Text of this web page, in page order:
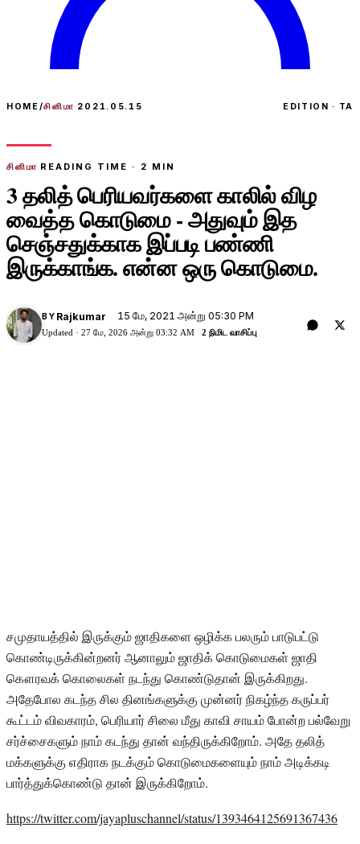
HOME/சினிமா 2021.05.15 EDITION · TA
சினிமா READING TIME · 2 MIN
3 தலித் பெரியவர்களை காலில் விழ
வைத்த கொடுமை - அதுவும் இத
செஞ்சதுக்காக இப்படி பண்ணி
இருக்காங்க. என்ன ஒரு கொடுமை.
BY Rajkumar 15 மே, 2021 அன்று 05:30 PM
Updated · 27 மே, 2026 அன்று 03:32 AM 2 நிமிட வாசிப்பு
சமுதாயத்தில் இருக்கும் ஜாதிகளை ஒழிக்க பலரும் பாடுபட்டு
கொண்டிருக்கின்றனர் ஆனாலும் ஜாதிக் கொடுமைகள் ஜாதி
கௌரவக் கொலைகள் நடந்து கொண்டுதான் இருக்கிறது.
அதேபோல கடந்த சில தினங்களுக்கு முன்னர் நிகழ்ந்த கருப்பர்
கூட்டம் விவகாரம், பெரியார் சிலை மீது காவி சாயம் போன்ற பல்வேறு
சர்ச்சைகளும் நாம் கடந்து தான் வந்திருக்கிறோம். அதே தலித்
மக்களுக்கு எதிராக நடக்கும் கொடுமைகளையும் நாம் அடிக்கடி
பார்த்துக்கொண்டு தான் இருக்கிறோம்.
https://twitter.com/jayapluschannel/status/1393464125691367436